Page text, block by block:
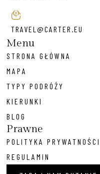
TRAVEL@CARTER.EU
Menu
STRONA GŁÓWNA
MAPA
TYPY PODRÓŻY
KIERUNKI
BLOG
Prawne
POLITYKA PRYWATNOŚCI
REGULAMIN